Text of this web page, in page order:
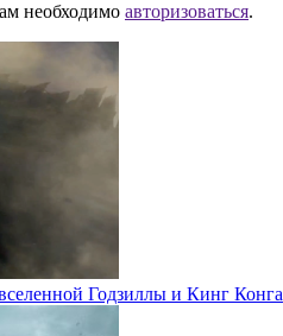
необходимо авторизоваться.
Годзиллы и Кинг Конга